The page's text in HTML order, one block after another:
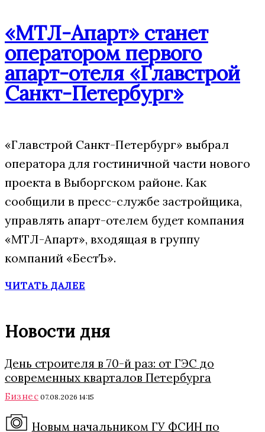
«МТЛ-Апарт» станет
оператором первого
апарт-отеля «Главстрой
Санкт-Петербург»
«Главстрой Санкт-Петербург» выбрал
оператора для гостиничной части нового
проекта в Выборгском районе. Как
сообщили в пресс-службе застройщика,
управлять апарт-отелем будет компания
«МТЛ-Апарт», входящая в группу
компаний «БестЪ».
ЧИТАТЬ ДАЛЕЕ
Новости дня
День строителя в 70-й раз: от ГЭС до
современных кварталов Петербурга
Бизнес 07.08.2026 14:15
Новым начальником ГУ ФСИН по